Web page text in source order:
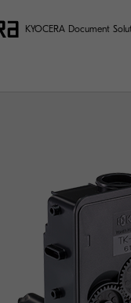
KYOCERA Document